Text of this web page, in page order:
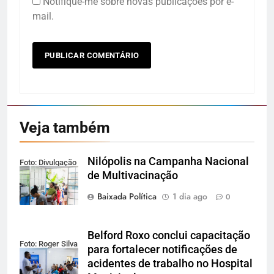
mail.
Veja também
Foto: Divulgação
Nilópolis na Campanha Nacional
de Multivacinação
Baixada Política
1 dia ago 0
Foto: Roger Silva
Belford Roxo conclui capacitação
para fortalecer notificações de
acidentes de trabalho no Hospital